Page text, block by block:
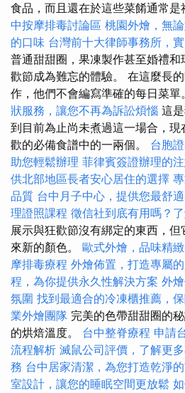
食品，而且還在於這些菜餚通常是
中按摩排毒討論區 桃園外燴，無
的口味 台灣前十大律師事務所，
普通甜甜圈，果凍製作甚至婚禮
歡節成為難忘的體驗。 在這麼長
作，他們不會編寫準確的每日菜單
狀服務，讓您不再為訴訟煩惱 這
到目前為止尚未煮過這一場合，
歡的必備食譜中的一兩個。 台胞
助您輕鬆辦理 菲律賓簽證辦理的
供北部地區長者安心居住的選擇
品質 台中月子中心，提供您最舒
理證照課程 徵信社到底有用嗎？
展示與狂歡節沒有綁定的東西，
來新的顏色。 歐式外燴，品味精
摩排毒療程 外燴佈置，打造專屬
程，為你提供永久性解決方案 外
氛圍 找到最適合的冷凍櫃推薦，
業外燴團隊 完美的色帶甜甜圈的
的烘焙溫度。 台中整脊療程 申請
流程解析 滅鼠公司評價，了解更
務 台中居家清潔，為您打造乾淨
室設計，讓您的睡眠空間更放鬆